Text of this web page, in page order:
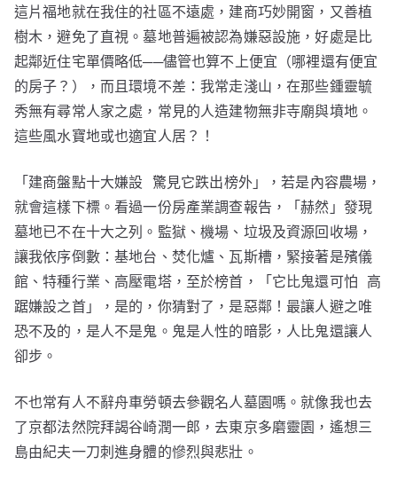
這片福地就在我住的社區不遠處，建商巧妙開窗，又善植
樹木，避免了直視。墓地普遍被認為嫌惡設施，好處是比
起鄰近住宅單價略低──儘管也算不上便宜（哪裡還有便宜
的房子？），而且環境不差：我常走淺山，在那些鍾靈毓
秀無有尋常人家之處，常見的人造建物無非寺廟與墳地。
這些風水寶地或也適宜人居？！
「建商盤點十大嫌設 驚見它跌出榜外」，若是內容農場，
就會這樣下標。看過一份房產業調查報告，「赫然」發現
墓地已不在十大之列。監獄、機場、垃圾及資源回收場，
讓我依序倒數：基地台、焚化爐、瓦斯槽，緊接著是殯儀
館、特種行業、高壓電塔，至於榜首，「它比鬼還可怕 高
踞嫌設之首」，是的，你猜對了，是惡鄰！最讓人避之唯
恐不及的，是人不是鬼。鬼是人性的暗影，人比鬼還讓人
卻步。
不也常有人不辭舟車勞頓去參觀名人墓園嗎。就像我也去
了京都法然院拜謁谷崎潤一郎，去東京多磨靈園，遙想三
島由紀夫一刀刺進身體的慘烈與悲壯。